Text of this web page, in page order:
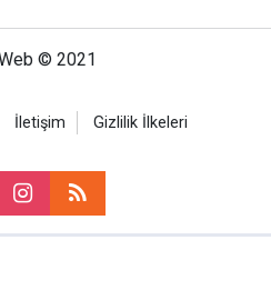
© 2021
İletişim Gizlilik İlkeleri